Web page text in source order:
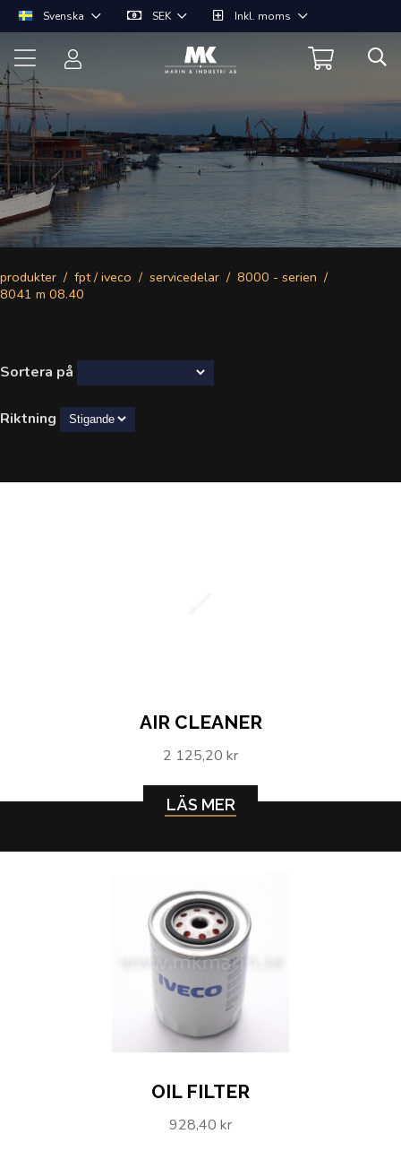
Svenska SEK Inkl. moms
produkter fpt / iveco servicedelar
8000 - serien
8041 m 08.40
Sortera på
Riktning
AIR CLEANER
2 125,20 kr
LÄS MER
OIL FILTER
928,40 kr